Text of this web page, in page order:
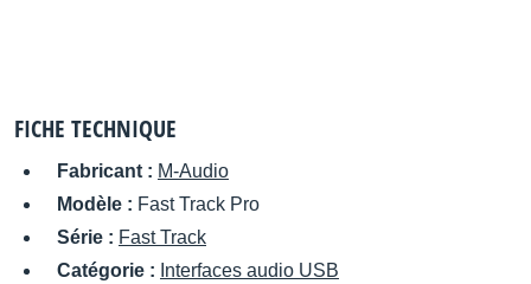
FICHE TECHNIQUE
Fabricant : M-Audio
Modèle : Fast Track Pro
Série : Fast Track
Catégorie : Interfaces audio USB